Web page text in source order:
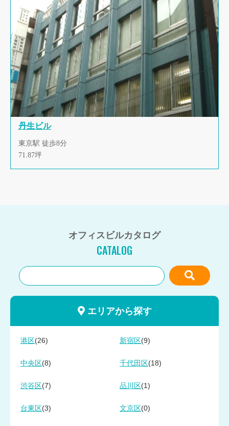
丹生ビル
東京駅 徒歩8分
71.87坪
オフィスビルカタログ
CATALOG
エリアから探す
港区 (26) 新宿区 (9)
中央区 (8) 千代田区 (18)
渋谷区 (7) 品川区 (1)
台東区 (3) 文京区 (0)